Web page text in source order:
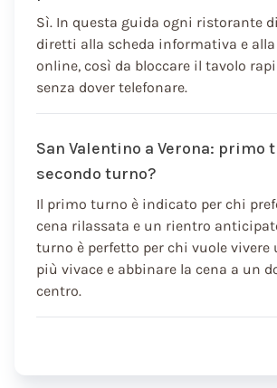
Sì. In questa guida ogni ristorante
diretti alla scheda informativa e
online, così da bloccare il tavolo
senza dover telefonare.
San Valentino a Verona: primo
secondo turno?
Il primo turno è indicato per chi
cena rilassata e un rientro
turno è perfetto per chi vuole vivere
più vivace e abbinare la cena a un
centro.